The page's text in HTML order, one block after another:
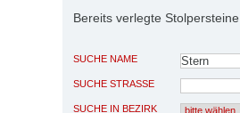
Bereits verlegte Stolpersteine
SUCHE NAME
SUCHE STRASSE
SUCHE IN BEZIRK